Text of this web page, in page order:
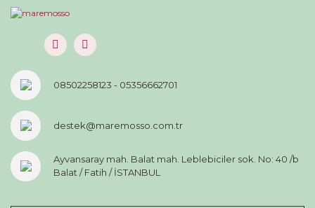
08502258123 - 05356662701
destek@maremosso.com.tr
Ayvansaray mah. Balat mah. Leblebiciler sok. No: 40 /b
Balat / Fatih / İSTANBUL